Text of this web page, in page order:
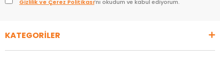
Gizlilik ve Çerez Politikası’nı okudum ve kabul ediyorum.
KATEGORİLER